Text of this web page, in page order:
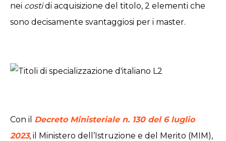
nei costidi acquisizione del titolo, 2 elementi che
sono decisamente svantaggiosi per i master.
Con il Decreto Ministeriale n. 130 del 6 luglio
2023, il Ministero dell’Istruzione e del Merito (MIM),